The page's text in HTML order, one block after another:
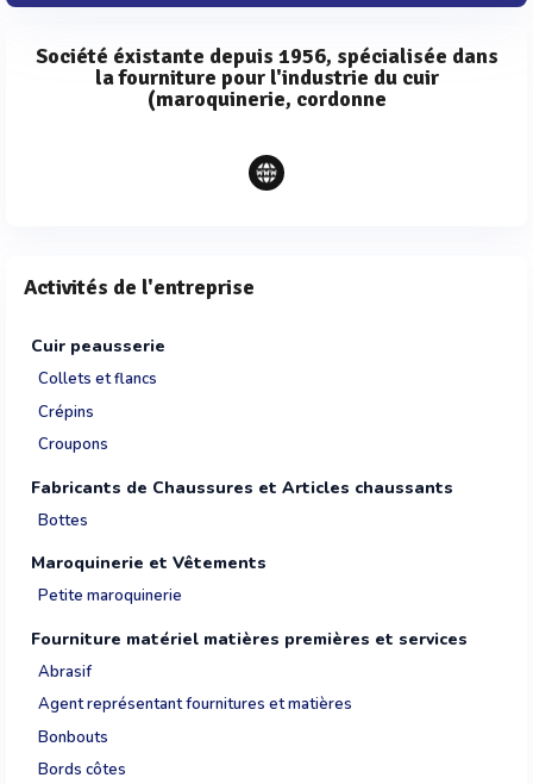
Société éxistante depuis 1956, spécialisée dans
la fourniture pour l'industrie du cuir
(maroquinerie, cordonne
Activités de l'entreprise
Cuir peausserie
Collets et flancs
Crépins
Croupons
Fabricants de Chaussures et Articles chaussants
Bottes
Maroquinerie et Vêtements
Petite maroquinerie
Fourniture matériel matières premières et services
Abrasif
Agent représentant fournitures et matières
Bonbouts
Bords côtes